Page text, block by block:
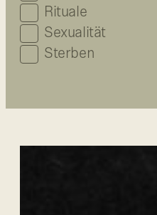
Rituale
Sexualität
Sterben